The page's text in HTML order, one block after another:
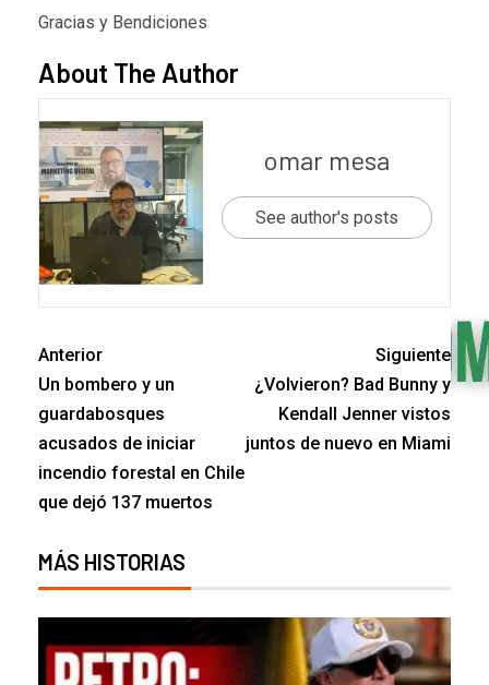
Gracias y Bendiciones
About The Author
omar mesa
See author's posts
Anterior
Un bombero y un
guardabosques
acusados de iniciar
incendio forestal en Chile
que dejó 137 muertos
Siguiente
¿Volvieron? Bad Bunny y
Kendall Jenner vistos
juntos de nuevo en Miami
MÁS HISTORIAS